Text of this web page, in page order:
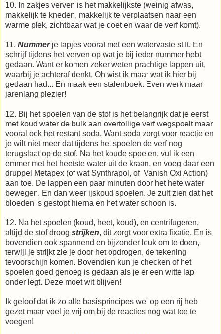
10. In zakjes verven is het makkelijkste (weinig afwas,
makkelijk te kneden, makkelijk te verplaatsen naar een
warme plek, zichtbaar wat je doet en waar de verf komt).
11. Nummer je lapjes vooraf met een watervaste stift. En
schrijf tijdens het verven op wat je bij ieder nummer hebt
gedaan. Want er komen zeker weten prachtige lappen uit,
waarbij je achteraf denkt, Oh wist ik maar wat ik hier bij
gedaan had... En maak een stalenboek. Even werk maar
jarenlang plezier!
12. Bij het spoelen van de stof is het belangrijk dat je eerst
met koud water de bulk aan overtollige verf wegspoelt maar
vooral ook het restant soda. Want soda zorgt voor reactie en
je wilt niet meer dat tijdens het spoelen de verf nog
terugslaat op de stof. Na het koude spoelen, vul ik een
emmer met het heetste water uit de kraan, en voeg daar een
druppel Metapex (of wat Synthrapol, of Vanish Oxi Action)
aan toe. De lappen een paar minuten door het hete water
bewegen. En dan weer ijskoud spoelen. Je zult zien dat het
bloeden is gestopt hierna en het water schoon is.
12. Na het spoelen (koud, heet, koud), en centrifugeren,
altijd de stof droog strijken, dit zorgt voor extra fixatie. En is
bovendien ook spannend en bijzonder leuk om te doen,
terwijl je strijkt zie je door het opdrogen, de tekening
tevoorschijn komen. Bovendien kun je checken of het
spoelen goed genoeg is gedaan als je er een witte lap
onder legt. Deze moet wit blijven!
Ik geloof dat ik zo alle basisprincipes wel op een rij heb
gezet maar voel je vrij om bij de reacties nog wat toe te
voegen!